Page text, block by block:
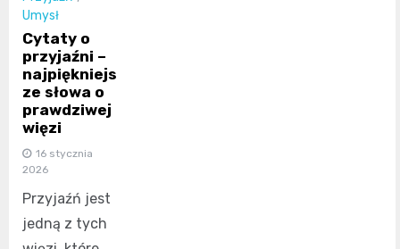
Umysł
Cytaty o
przyjaźni –
najpiękniejs
ze słowa o
prawdziwej
więzi
16 stycznia
2026
Przyjaźń jest
jedną z tych